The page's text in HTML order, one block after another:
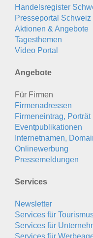
Handelsregister
Presseportal Schweiz
Aktionen & Angebote
Tagesthemen
Video Portal
Angebote
Für Firmen
Firmenadressen
Firmeneintrag, Porträt
Eventpublikationen
Internetnamen,
Onlinewerbung
Pressemeldungen
Services
Newsletter
Services für
Services für
Services für